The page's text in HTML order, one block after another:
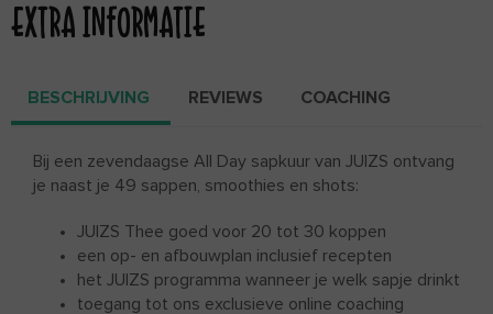
EXTRA INFORMATIE
BESCHRIJVING REVIEWS COACHING
Bij een zevendaagse All Day sapkuur van JUIZS ontvang
je naast je 49 sappen, smoothies en shots:
JUIZS Thee goed voor 20 tot 30 koppen
een op- en afbouwplan inclusief recepten
het JUIZS programma wanneer je welk sapje drinkt
toegang tot ons exclusieve online coaching